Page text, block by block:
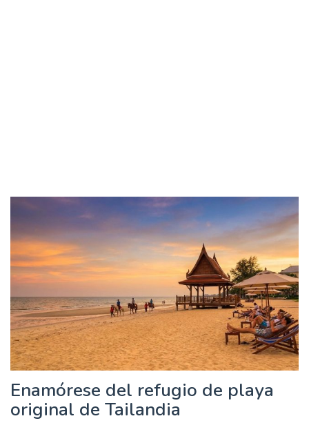
Enamórese del refugio de playa
original de Tailandia